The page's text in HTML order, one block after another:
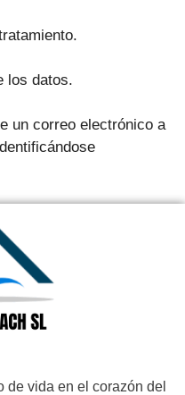
los datos.
un correo electrónico a
vida en el corazón del